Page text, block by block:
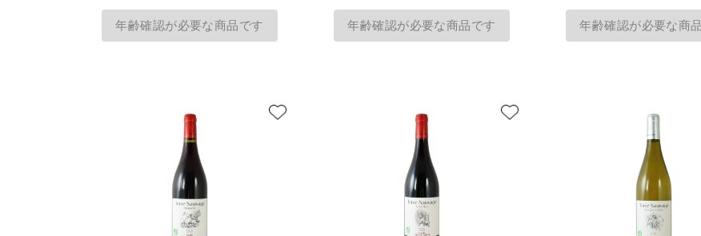
年齢確認が必要な商品です 年齢確認が必要な商品です 年齢確認が必要な商